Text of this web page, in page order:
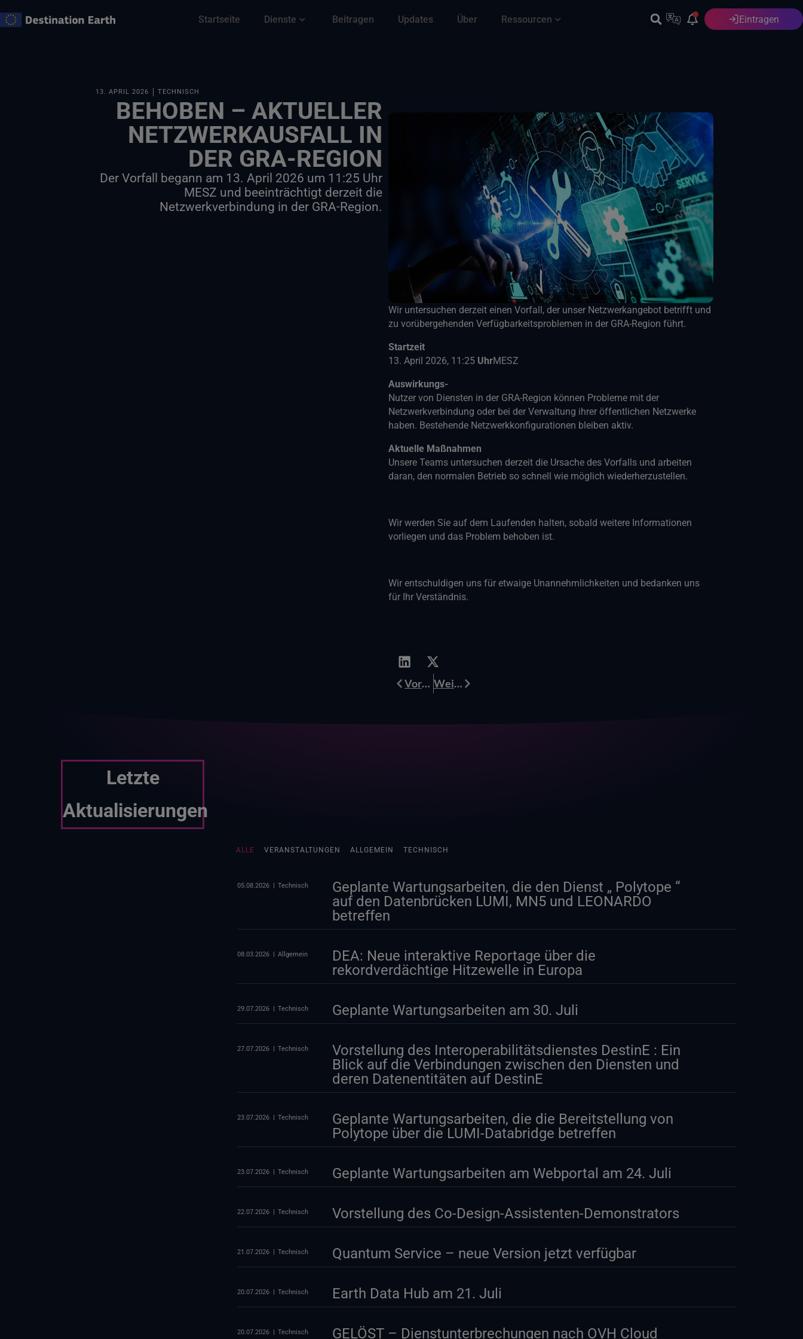
Inhalt
Startseite Dienste Beitragen Updates Über Ressourcen Deutsch Eintragen
13. APRIL 2026 TECHNISCH
BEHOBEN – AKTUELLER
NETZWERKAUSFALL IN
DER GRA-REGION
Der Vorfall begann am 13. April 2026 um 11:25 Uhr
MESZ und beeinträchtigt derzeit die
Netzwerkverbindung in der GRA-Region.
Wir untersuchen derzeit einen Vorfall, der unser Netzwerkangebot betrifft und
zu vorübergehenden Verfügbarkeitsproblemen in der GRA-Region führt.
Startzeit
13. April 2026, 11:25 UhrMESZ
Auswirkungs-
Nutzer von Diensten in der GRA-Region können Probleme mit der
Netzwerkverbindung oder bei der Verwaltung ihrer öffentlichen Netzwerke
haben. Bestehende Netzwerkkonfigurationen bleiben aktiv.
Aktuelle Maßnahmen
Unsere Teams untersuchen derzeit die Ursache des Vorfalls und arbeiten
daran, den normalen Betrieb so schnell wie möglich wiederherzustellen.
Wir werden Sie auf dem Laufenden halten, sobald weitere Informationen
vorliegen und das Problem behoben ist.
Wir entschuldigen uns für etwaige Unannehmlichkeiten und bedanken uns
für Ihr Verständnis.
Prev Vorherige Weiter Weiter
Letzte
Aktualisierungen
VERANSTALTUNGEN ALLGEMEIN TECHNISCH
ALLE
05.08.2026 Technisch
Geplante Wartungsarbeiten, die den Dienst „ Polytope “
auf den Datenbrücken LUMI, MN5 und LEONARDO
betreffen
08.03.2026 Allgemein
DEA: Neue interaktive Reportage über die
rekordverdächtige Hitzewelle in Europa
29.07.2026 Technisch Geplante Wartungsarbeiten am 30. Juli
27.07.2026 Technisch
Vorstellung des Interoperabilitätsdienstes DestinE : Ein
Blick auf die Verbindungen zwischen den Diensten und
deren Datenentitäten auf DestinE
23.07.2026 Technisch
Geplante Wartungsarbeiten, die die Bereitstellung von
Polytope über die LUMI-Databridge betreffen
23.07.2026 Technisch Geplante Wartungsarbeiten am Webportal am 24. Juli
22.07.2026 Technisch Vorstellung des Co-Design-Assistenten-Demonstrators
21.07.2026 Technisch Quantum Service – neue Version jetzt verfügbar
20.07.2026 Technisch Earth Data Hub am 21. Juli
20.07.2026 Technisch GELÖST – Dienstunterbrechungen nach OVH Cloud